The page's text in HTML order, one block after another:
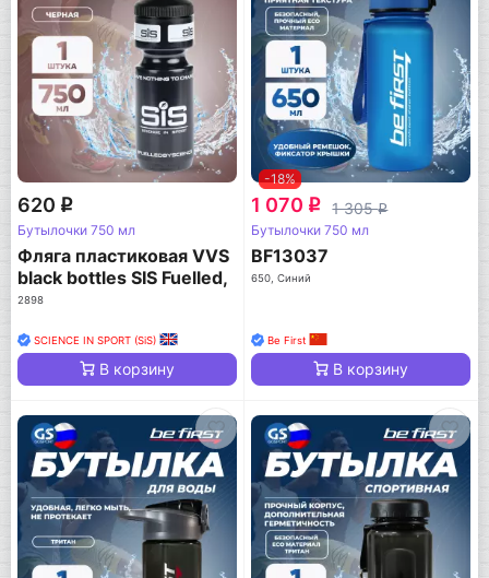
620 q
Бутылочки 750 мл
Фляга пластиковая VVS
black bottles SIS Fuelled,
750мл
2898
SCIENCE IN SPORT (SiS)
В корзину
-18%
1 070 q 1 305q
Бутылочки 750 мл
BF13037
650, Синий
Be First
В корзину